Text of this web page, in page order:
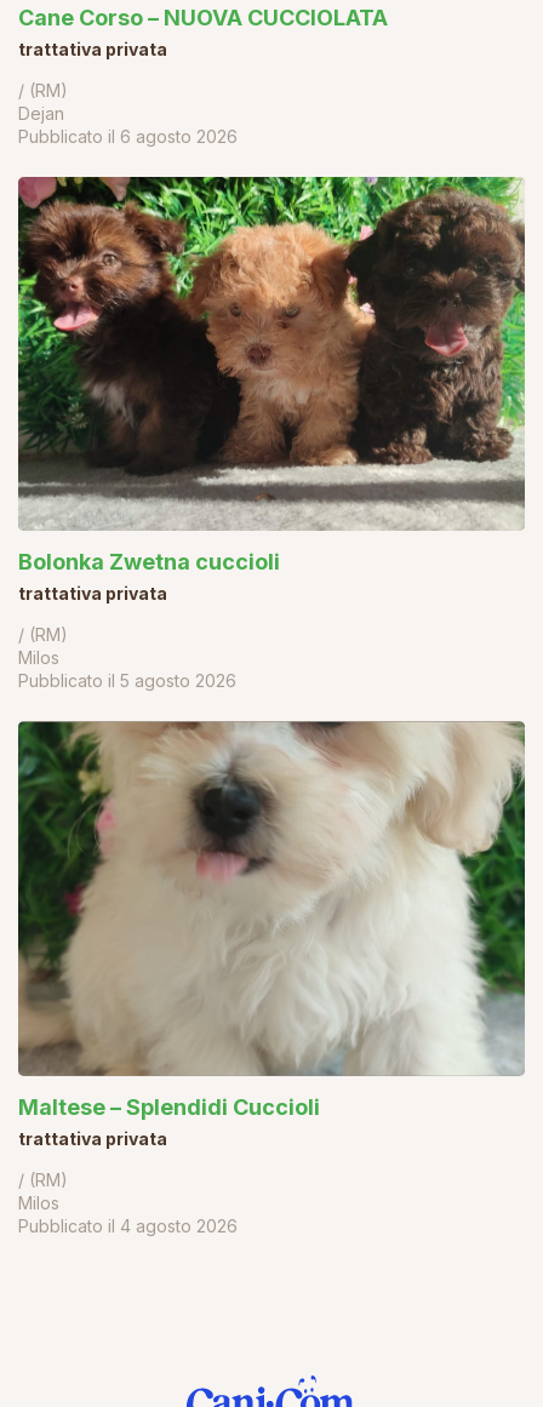
Cane Corso – NUOVA CUCCIOLATA
trattativa privata
/ (RM)
Dejan
Pubblicato il 6 agosto 2026
Bolonka Zwetna cuccioli
trattativa privata
/ (RM)
Milos
Pubblicato il 5 agosto 2026
Maltese – Splendidi Cuccioli
trattativa privata
/ (RM)
Milos
Pubblicato il 4 agosto 2026